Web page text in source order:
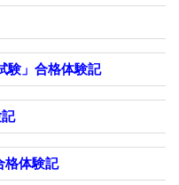
験」合格体験記
格体験記